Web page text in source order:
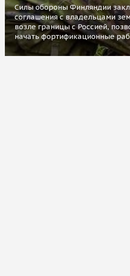
Силы обороны Финляндии
соглашения с владельцами
возле границы с Россией,
начать фортификационные